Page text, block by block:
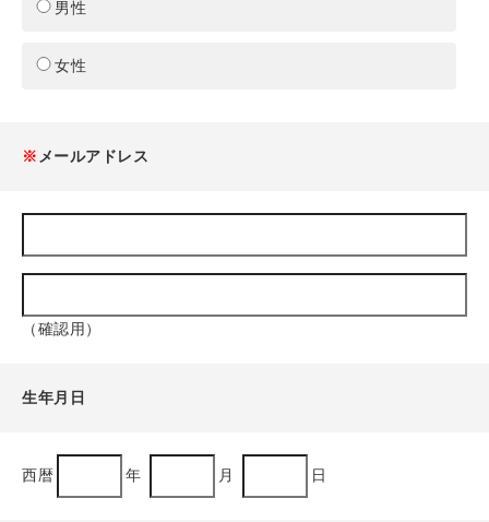
男性
女性
※ メールアドレス
（確認用）
生年月日
西暦 年 月 日